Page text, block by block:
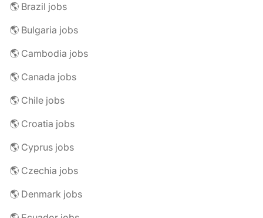
🌎 Brazil jobs
🌎 Bulgaria jobs
🌎 Cambodia jobs
🌎 Canada jobs
🌎 Chile jobs
🌎 Croatia jobs
🌎 Cyprus jobs
🌎 Czechia jobs
🌎 Denmark jobs